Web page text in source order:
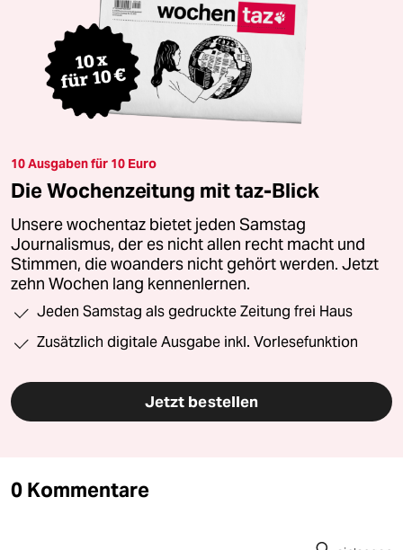
10 Ausgaben für 10 Euro
Die Wochenzeitung mit taz-Blick
Unsere wochentaz bietet jeden Samstag
Journalismus, der es nicht allen recht macht und
Stimmen, die woanders nicht gehört werden. Jetzt
zehn Wochen lang kennenlernen.
Jeden Samstag als gedruckte Zeitung frei Haus
Zusätzlich digitale Ausgabe inkl. Vorlesefunktion
Jetzt bestellen
0 Kommentare